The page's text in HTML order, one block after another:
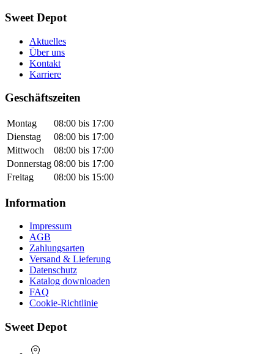
Sweet Depot
Aktuelles
Über uns
Kontakt
Karriere
Geschäftszeiten
Montag
08:00 bis 17:00
Dienstag
08:00 bis 17:00
Mittwoch
08:00 bis 17:00
Donnerstag 08:00 bis 17:00
Freitag
08:00 bis 15:00
Information
Impressum
AGB
Zahlungsarten
Versand & Lieferung
Datenschutz
Katalog downloaden
FAQ
Cookie-Richtlinie
Sweet Depot